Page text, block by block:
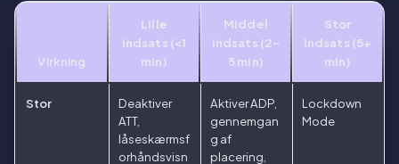
Virkning
Lille
indsats (<1
min)
Middel
indsats (2-
5 min)
Stor
indsats (5+
min)
Stor
Deaktiver
ATT,
låseskærmsf
orhåndsvisn
Aktiver ADP,
gennemgan
g af
placering,
Lockdown
Mode